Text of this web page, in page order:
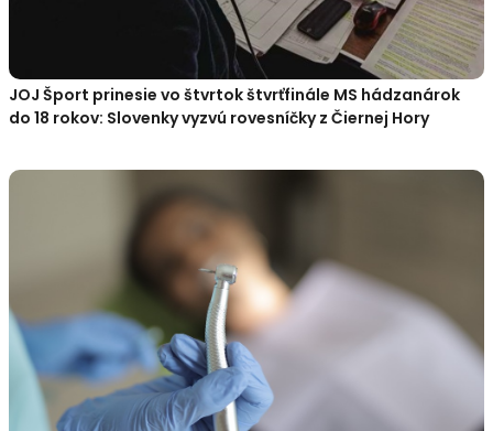
JOJ Šport prinesie vo štvrtok štvrťfinále MS hádzanárok
do 18 rokov: Slovenky vyzvú rovesníčky z Čiernej Hory